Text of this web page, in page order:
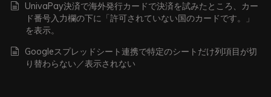
UnivaPay決済で海外発行カードで決済を試みたところ、カー
ド番号入力欄の下に「許可されていない国のカードです。」
を表示。
Googleスプレッドシート連携で特定のシートだけ列項目が切
り替わらない／表示されない